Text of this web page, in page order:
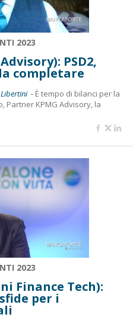
2023
PSD2,
completare
Libertini - È tempo di bilanci per la
Partner KPMG Advisory, la
2023
Finance Tech):
per i